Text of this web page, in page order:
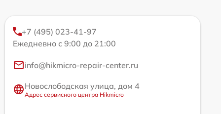
+7 (495) 023-41-97
Ежедневно с 9:00 до 21:00
info@hikmicro-repair-center.ru
Новослободская улица, дом 4
Адрес сервисного центра Hikmicro